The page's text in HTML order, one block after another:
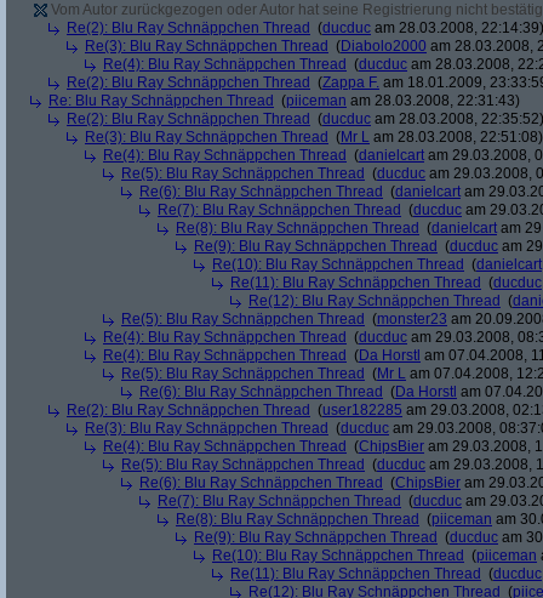
Vom Autor zurückgezogen oder Autor hat seine Registrierung nicht
Re(2): Blu Ray Schnäppchen Thread (ducduc am 28.03.2008, 22:14:39)
Re(3): Blu Ray Schnäppchen Thread (Diabolo2000 am 28.03.2008,
Re(4): Blu Ray Schnäppchen Thread (ducduc am 28.03.2008,
Re(2): Blu Ray Schnäppchen Thread (Zappa F. am 18.01.2009,
Re: Blu Ray Schnäppchen Thread (piiceman am 28.03.2008, 22:31:43)
Re(2): Blu Ray Schnäppchen Thread (ducduc am 28.03.2008, 22:35:52)
Re(3): Blu Ray Schnäppchen Thread (Mr L am 28.03.2008, 22:51:08)
Re(4): Blu Ray Schnäppchen Thread (danielcart am 29.03.2008,
Re(5): Blu Ray Schnäppchen Thread (ducduc am 29.03.2008,
Re(6): Blu Ray Schnäppchen Thread (danielcart am
Re(7): Blu Ray Schnäppchen Thread (ducduc am
Re(8): Blu Ray Schnäppchen Thread (danielcart am
Re(9): Blu Ray Schnäppchen Thread (ducduc am
Re(10): Blu Ray Schnäppchen Thread (danielcart
Re(11): Blu Ray Schnäppchen Thread (ducduc
Re(12): Blu Ray Schnäppchen Thread (
Re(5): Blu Ray Schnäppchen Thread (monster23 am
Re(4): Blu Ray Schnäppchen Thread (ducduc am 29.03.2008,
Re(4): Blu Ray Schnäppchen Thread (Da Horstl am 07.04.2008,
Re(5): Blu Ray Schnäppchen Thread (Mr L am 07.04.2008,
Re(6): Blu Ray Schnäppchen Thread (Da Horstl am
Re(2): Blu Ray Schnäppchen Thread (user182285 am 29.03.2008,
Re(3): Blu Ray Schnäppchen Thread (ducduc am 29.03.2008,
Re(4): Blu Ray Schnäppchen Thread (ChipsBier am 29.03.2008,
Re(5): Blu Ray Schnäppchen Thread (ducduc am 29.03.2008,
Re(6): Blu Ray Schnäppchen Thread (ChipsBier am
Re(7): Blu Ray Schnäppchen Thread (ducduc am
Re(8): Blu Ray Schnäppchen Thread (piiceman am
Re(9): Blu Ray Schnäppchen Thread (ducduc am
Re(10): Blu Ray Schnäppchen Thread (piiceman
Re(11): Blu Ray Schnäppchen Thread (ducduc
Re(12): Blu Ray Schnäppchen Thread (